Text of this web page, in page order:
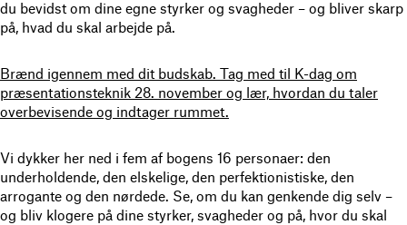
du bevidst om dine egne styrker og svagheder – og bliver skarp
på, hvad du skal arbejde på.
Brænd igennem med dit budskab. Tag med til K-dag om
præsentationsteknik 28. november og lær, hvordan du taler
overbevisende og indtager rummet.
Vi dykker her ned i fem af bogens 16 personaer: den
underholdende, den elskelige, den perfektionistiske, den
arrogante og den nørdede. Se, om du kan genkende dig selv –
og bliv klogere på dine styrker, svagheder og på, hvor du skal